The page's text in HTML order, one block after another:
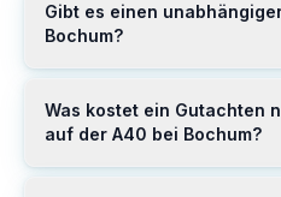
Gibt es einen
Bochum?
Was kostet ein Gutachten
auf der A40 bei Bochum?